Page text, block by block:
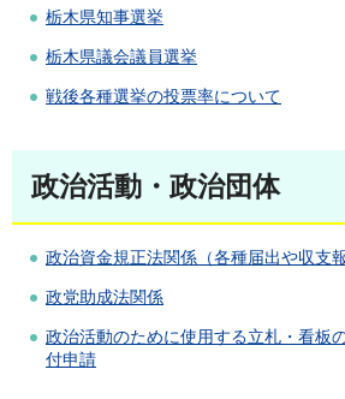
栃木県知事選挙
栃木県議会議員選挙
戦後各種選挙の投票率について
政治活動・政治団体
政治資金規正法関係（各種届出や収支
政党助成法関係
政治活動のために使用する立札・看板
付申請